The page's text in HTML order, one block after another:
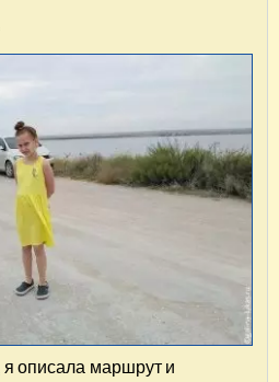
я описала маршрут и